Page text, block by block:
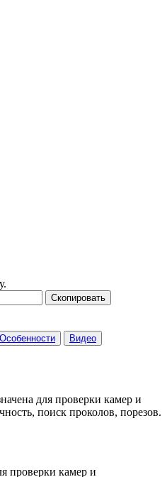
Скопировать
Особенности Видео
для проверки камер и
поиск проколов, порезов.
проверки камер и